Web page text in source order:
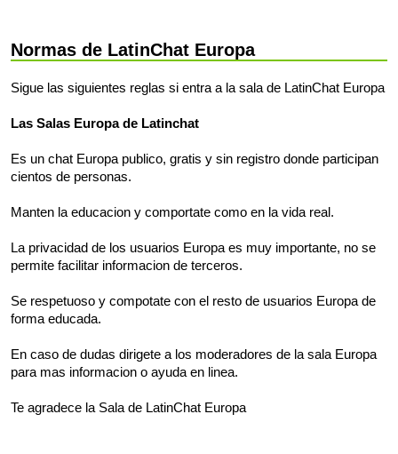
Normas de LatinChat Europa
Sigue las siguientes reglas si entra a la sala de LatinChat Europa
Las Salas Europa de Latinchat
Es un chat Europa publico, gratis y sin registro donde participan
cientos de personas.
Manten la educacion y comportate como en la vida real.
La privacidad de los usuarios Europa es muy importante, no se
permite facilitar informacion de terceros.
Se respetuoso y compotate con el resto de usuarios Europa de
forma educada.
En caso de dudas dirigete a los moderadores de la sala Europa
para mas informacion o ayuda en linea.
Te agradece la Sala de LatinChat Europa